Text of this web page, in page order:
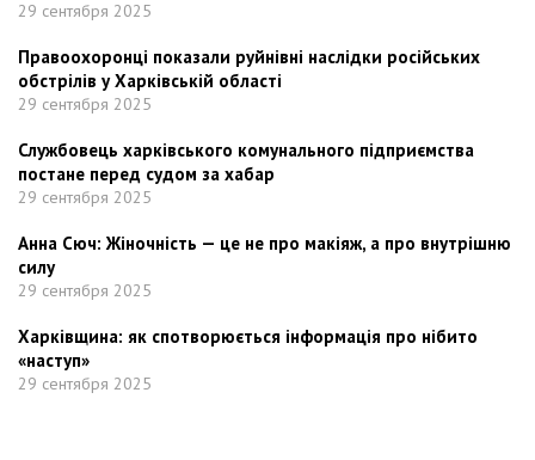
29 сентября 2025
Правоохоронці показали руйнівні наслідки російських
обстрілів у Харківській області
29 сентября 2025
Службовець харківського комунального підприємства
постане перед судом за хабар
29 сентября 2025
Анна Сюч: Жіночність — це не про макіяж, а про внутрішню
силу
29 сентября 2025
Харківщина: як спотворюється інформація про нібито
«наступ»
29 сентября 2025